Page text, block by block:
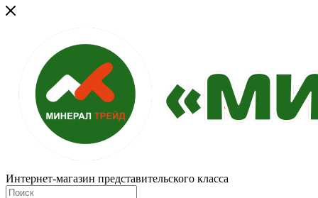
Интернет-магазин представительского класса